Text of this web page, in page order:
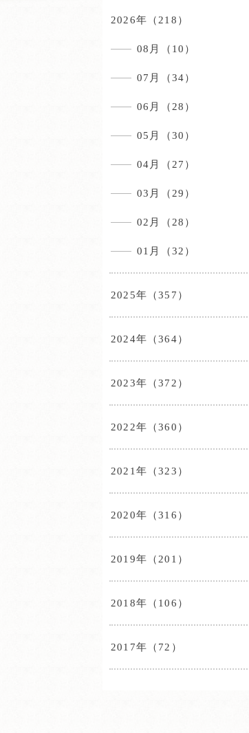
2026年（218）
08月（10）
07月（34）
06月（28）
05月（30）
04月（27）
03月（29）
02月（28）
01月（32）
2025年（357）
2024年（364）
2023年（372）
2022年（360）
2021年（323）
2020年（316）
2019年（201）
2018年（106）
2017年（72）